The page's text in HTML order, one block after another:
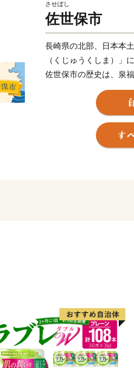
させぼし
佐世保市
長崎県の北部、日本本
（くじゅうくしま）」
佐世保市の歴史は、泉
約1万5千年前の石器が
の土器「豆粒文土器(と
明治初期までは、人口
19年に旧海軍「第三海
発展し、明治35年に「
【市の木】ハナミズキ
【市の花】カノコユリ
【隣接する自治体】長
平戸市、松浦市）、佐